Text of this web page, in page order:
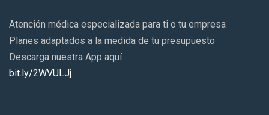
Atención médica especializada para ti o tu empresa
Planes adaptados a la medida de tu presupuesto
Descarga nuestra App aquí
bit.ly/2WVULJj